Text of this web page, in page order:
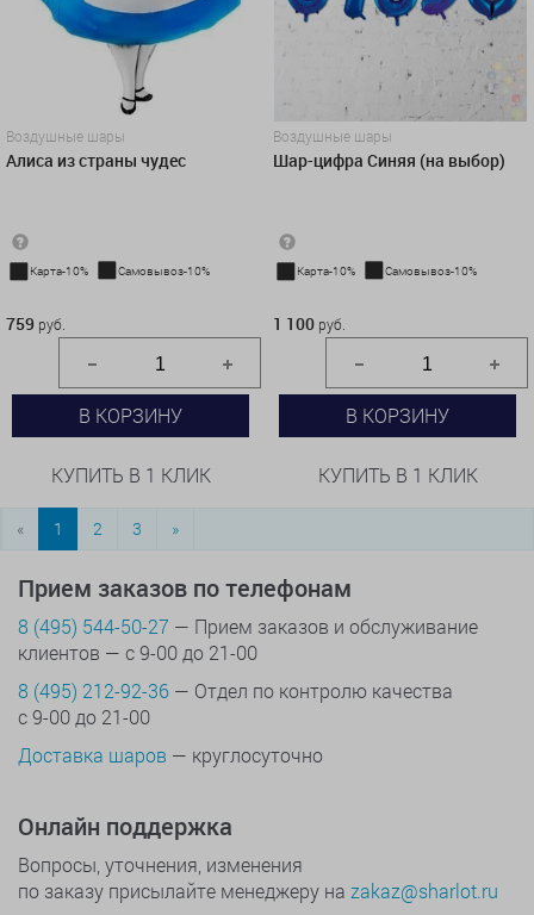
Воздушные шары
Алиса из страны чудес
Карта-10% Самовывоз-10%
759 руб.
В КОРЗИНУ
КУПИТЬ В 1 КЛИК
Воздушные шары
Шар-цифра Синяя (на выбор)
Карта-10% Самовывоз-10%
1 100 руб.
В КОРЗИНУ
КУПИТЬ В 1 КЛИК
« 1 2 3 »
Прием заказов по телефонам
8 (495) 544-50-27 — Прием заказов и обслуживание
клиентов — с 9-00 до 21-00
8 (495) 212-92-36 — Отдел по контролю качества
с 9-00 до 21-00
Доставка шаров — круглосуточно
Онлайн поддержка
Вопросы, уточнения, изменения
по заказу присылайте менеджеру на zakaz@sharlot.ru